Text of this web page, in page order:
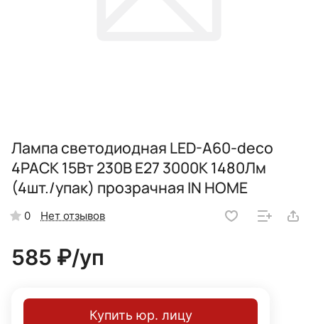
Лампа светодиодная LED-A60-deco
4PACK 15Вт 230В Е27 3000К 1480Лм
(4шт./упак) прозрачная IN HOME
0 Нет отзывов
585 ₽/уп
Купить юр. лицу